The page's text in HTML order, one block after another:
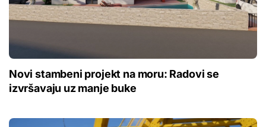
Novi stambeni projekt na moru: Radovi se
izvršavaju uz manje buke